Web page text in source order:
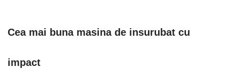
Cea mai buna masina de insurubat cu
impact